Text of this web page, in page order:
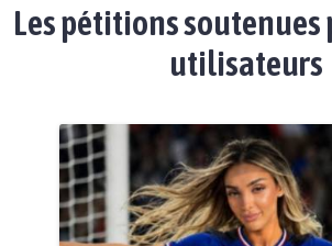
Les pétitions soutenues
utilisateurs